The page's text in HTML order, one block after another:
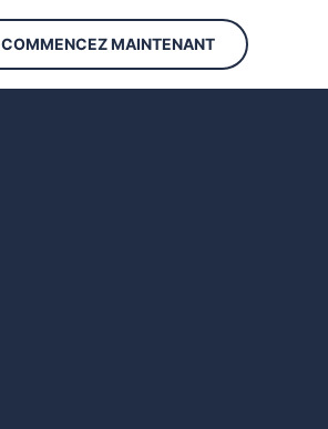
COMMENCEZ MAINTENANT